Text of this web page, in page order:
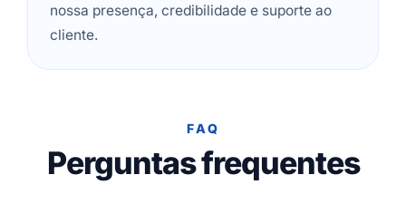
nossa presença, credibilidade e suporte ao
cliente.
FAQ
Perguntas frequentes